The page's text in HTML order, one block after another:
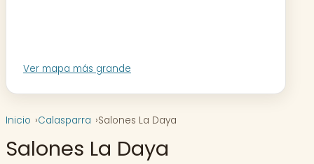
Ver mapa más grande
Inicio Calasparra Salones La Daya
Salones La Daya